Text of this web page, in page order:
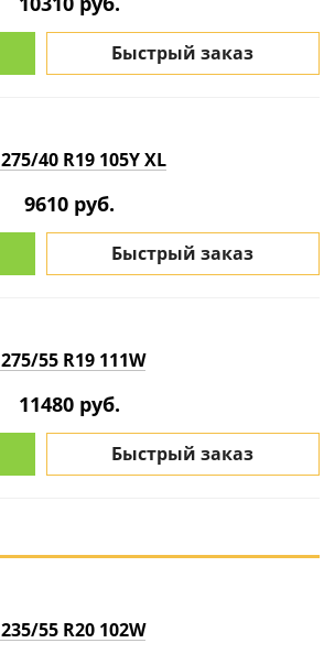
Быстрый заказ
275/40 R19 105Y XL
9610 руб.
Быстрый заказ
275/55 R19 111W
11480 руб.
Быстрый заказ
235/55 R20 102W